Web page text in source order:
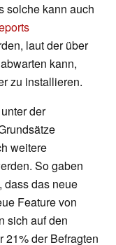
solche kann auch
laut der über
kann,
zu installieren.
der
weitere
So gaben
dass das neue
Feature von
sich auf den
21% der Befragten